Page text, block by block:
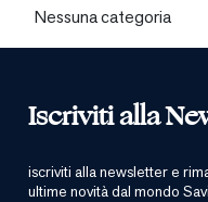
Nessuna categoria
Iscriviti alla
iscriviti alla newsletter e
ultime novità dal mondo